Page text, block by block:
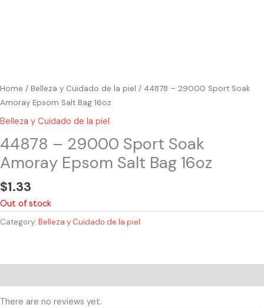
Home / Belleza y Cuidado de la piel / 44878 – 29000 Sport Soak
Amoray Epsom Salt Bag 16oz
Belleza y Cuidado de la piel
44878 – 29000 Sport Soak
Amoray Epsom Salt Bag 16oz
$1.33
Out of stock
Category: Belleza y Cuidado de la piel
There are no reviews yet.